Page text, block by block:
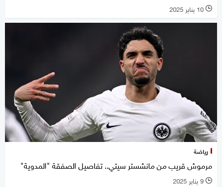
l 10 يناير 2025
رياضة
مرموش قريب من مانشستر سيتي.. تفاصيل الصفقة "المدوية"
l 9 يناير 2025